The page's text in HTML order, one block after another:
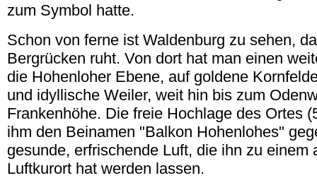
zum Symbol hatte.
Schon von ferne ist Waldenburg zu sehen,
Bergrücken ruht. Von dort hat man einen
die Hohenloher Ebene, auf goldene
und idyllische Weiler, weit hin bis zum
Frankenhöhe. Die freie Hochlage des Ortes
ihm den Beinamen "Balkon Hohenlohes"
gesunde, erfrischende Luft, die ihn zu einem
Luftkurort hat werden lassen.